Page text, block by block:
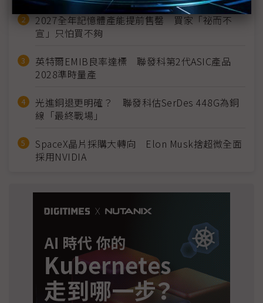
2027全年記憶體產能提前售罄 買家「祕而不
宣」只怕買不夠
英特爾EMIB良率達標 聯發科第2代ASIC產品
2028準時量產
光進銅退更明確？ 聯發科估SerDes 448G為銅
線「最終戰場」
SpaceX晶片採購大轉向 Elon Musk捨超微全面
採用NVIDIA